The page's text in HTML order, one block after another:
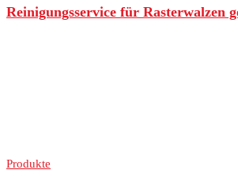
Reinigungsservice für Rasterwalzen
Produkte